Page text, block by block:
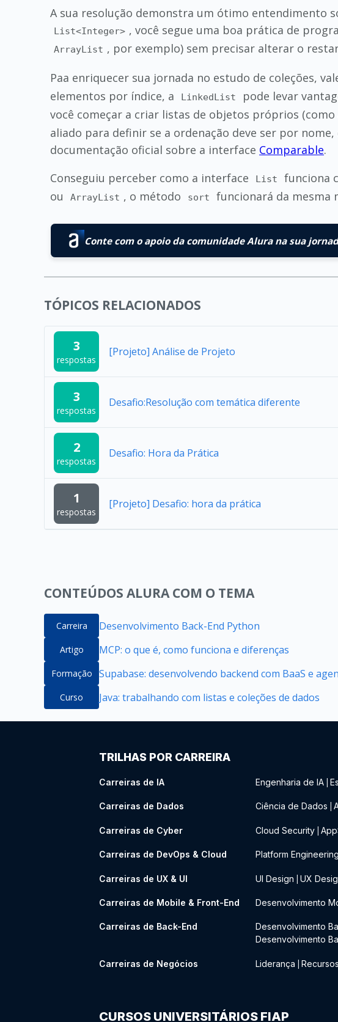
A sua resolução demonstra um ótimo entendimento
List<Integer> , você segue uma boa prática de
ArrayList , por exemplo) sem precisar alterar o
Paa enriquecer sua jornada no estudo de coleções,
elementos por índice, a
LinkedList
pode levar
você começar a criar listas de objetos próprios (como
aliado para definir se a ordenação deve ser por
documentação oficial sobre a interface Comparable.
Conseguiu perceber como a interface
List funciona
ou ArrayList , o método sort funcionará da mesma
Conte com o apoio da comunidade Alura na sua
TÓPICOS RELACIONADOS
3
respostas
[Projeto] Análise de Projeto
3
respostas
Desafio:Resolução com temática diferente
2
respostas
Desafio: Hora da Prática
1
respostas
[Projeto] Desafio: hora da prática
CONTEÚDOS ALURA COM O TEMA
Carreira Desenvolvimento Back-End Python
Artigo MCP: o que é, como funciona e diferenças
Formação Supabase: desenvolvendo backend com BaaS e
Curso Java: trabalhando com listas e coleções de dados
TRILHAS POR CARREIRA
Carreiras de IA Engenharia de IA
Carreiras de Dados Ciência de Dados
Carreiras de Cyber Cloud Security
Carreiras de DevOps & Cloud Platform Engineering
Carreiras de UX & UI UI Design UX
Carreiras de Mobile & Front-End Desenvolvimento
Carreiras de Back-End Desenvolvimento
Desenvolvimento
Carreiras de Negócios Liderança
CURSOS UNIVERSITÁRIOS FIAP